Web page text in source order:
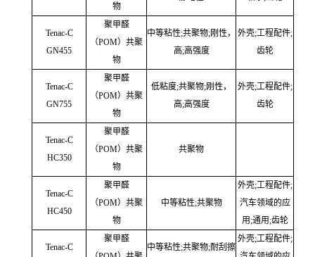
物
Tenac-C
GN455
聚甲醛
（POM）共聚
物
中等粘性;共聚物;刚性，
高;高强度
外壳;工程配件;
齿轮
Tenac-C
GN755
聚甲醛
（POM）共聚
物
低粘度;共聚物;刚性，
高;高强度
外壳;工程配件;
齿轮
Tenac-C
HC350
聚甲醛
（POM）共聚
物
共聚物
Tenac-C
HC450
聚甲醛
（POM）共聚
物
中等粘性;共聚物
外壳;工程配件;
汽车领域的应
用;通用;齿轮
Tenac-C
聚甲醛
中等粘性;共聚物;耐刮擦
外壳;工程配件;